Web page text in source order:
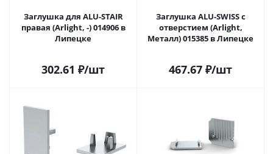
Заглушка для ALU-STAIR
правая (Arlight, -) 014906 в
Липецке
302.61 ₽/шт
Заглушка ALU-SWISS с
отверстием (Arlight,
Металл) 015385 в Липецке
467.67 ₽/шт